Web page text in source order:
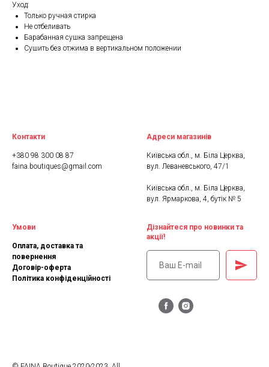
Уход:
Только ручная стирка
Не отбеливать
Барабанная сушка запрещена
Сушить без отжима в вертикальном положении
Контакти
+380 98 300 08 87
faina.boutiques@gmail.com
Адреси магазинів
Київська обл., м. Біла Церква,
вул. Леваневського, 47/1
Київська обл., м. Біла Церква,
вул. Ярмаркова, 4, бутік № 5
Умови
Оплата, доставка та
повернення
Договір-оферта
Політика конфіденційності
Дізнайтеся про новинки та
акції!